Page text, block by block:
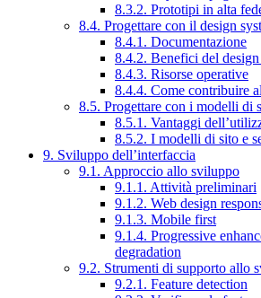
8.3.2. Prototipi in alta
8.4. Progettare con il design
8.4.1. Documentazione
8.4.2. Benefici del design
8.4.3. Risorse operative
8.4.4. Come contribuire
8.5. Progettare con i modelli di
8.5.1. Vantaggi
8.5.2. I modelli di sito e
9. Sviluppo dell’interfaccia
9.1. Approccio allo sviluppo
9.1.1. Attività preliminari
9.1.2. Web design
9.1.3. Mobile first
9.1.4. Progressive
degradation
9.2. Strumenti di supporto allo
9.2.1. Feature detection